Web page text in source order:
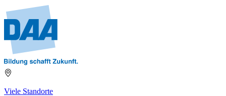
Viele Standorte